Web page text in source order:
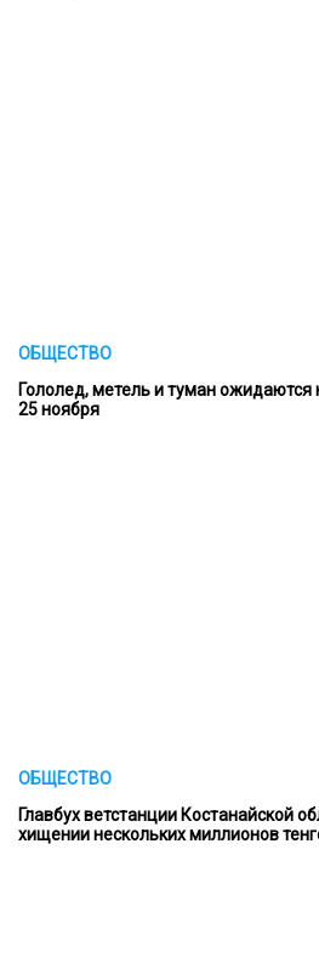
ОБЩЕСТВО
Гололед, метель и туман
25 ноября
ОБЩЕСТВО
Главбух ветстанции Костанайской
хищении нескольких миллионов